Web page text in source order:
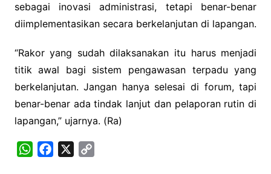
sebagai inovasi administrasi, tetapi benar-benar
diimplementasikan secara berkelanjutan di lapangan.
“Rakor yang sudah dilaksanakan itu harus menjadi
titik awal bagi sistem pengawasan terpadu yang
berkelanjutan. Jangan hanya selesai di forum, tapi
benar-benar ada tindak lanjut dan pelaporan rutin di
lapangan,” ujarnya. (Ra)
W